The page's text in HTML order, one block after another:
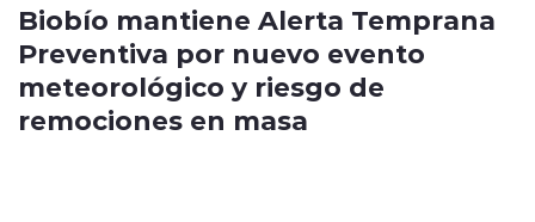
Biobío mantiene Alerta Temprana
Preventiva por nuevo evento
meteorológico y riesgo de
remociones en masa